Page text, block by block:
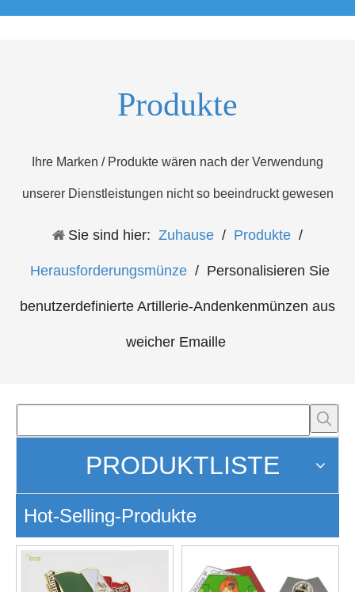
Produkte
Ihre Marken / Produkte wären nach der Verwendung
unserer Dienstleistungen nicht so beeindruckt gewesen
Sie sind hier: Zuhause / Produkte /
Herausforderungsmünze / Personalisieren Sie
benutzerdefinierte Artillerie-Andenkenmünzen aus
weicher Emaille
PRODUKTLISTE
Hot-Selling-Produkte